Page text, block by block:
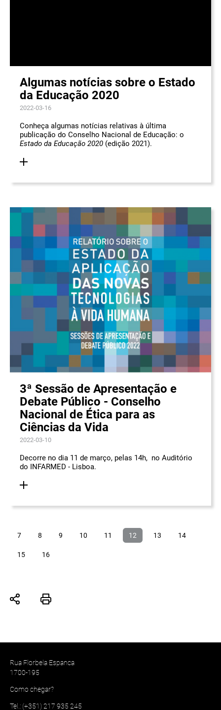
Algumas notícias sobre o Estado
da Educação 2020
2022-03-16
Conheça algumas notícias relativas à última
publicação do Conselho Nacional de Educação: o
Estado da Educação 2020 (edição 2021).
3ª Sessão de Apresentação e
Debate Público - Conselho
Nacional de Ética para as
Ciências da Vida
2022-03-10
Decorre no dia 11 de março, pelas 14h, no Auditório
do INFARMED - Lisboa.
7 8 9 10 11 12 13 14
15 16
Rua Florbela Espanca
1700-195
Como chegar?
Tel.: (+351) 217 935 245